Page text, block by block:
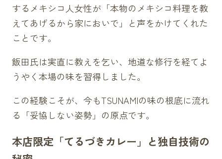
するメキシコ人女性が「本物のメキシコ料理を教
えてあげるから家においで」と声をかけてくれた
ことです。
飯田氏は実直に教えを乞い、地道な修行を経てよ
うやく本場の味を習得しました。
この経験こそが、今もTSUNAMIの味の根底に流れ
る「妥協しない姿勢」の原点です。
本店限定「てるづきカレー」と独自技術の